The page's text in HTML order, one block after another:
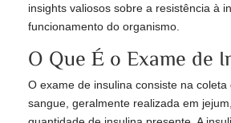
insights valiosos sobre a resistência à
funcionamento do organismo.
O Que É o Exame de
O exame de insulina consiste na
sangue, geralmente realizada em